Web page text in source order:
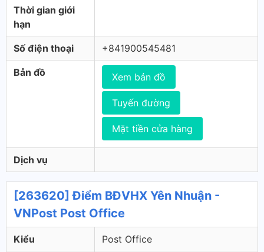
Thời gian giới
hạn
Số điện thoại +841900545481
Bản đồ Xem bản đồ
Tuyến đường
Mặt tiền cửa hàng
Dịch vụ
[263620] Điểm BĐVHX Yên Nhuận -
VNPost Post Office
Kiểu Post Office